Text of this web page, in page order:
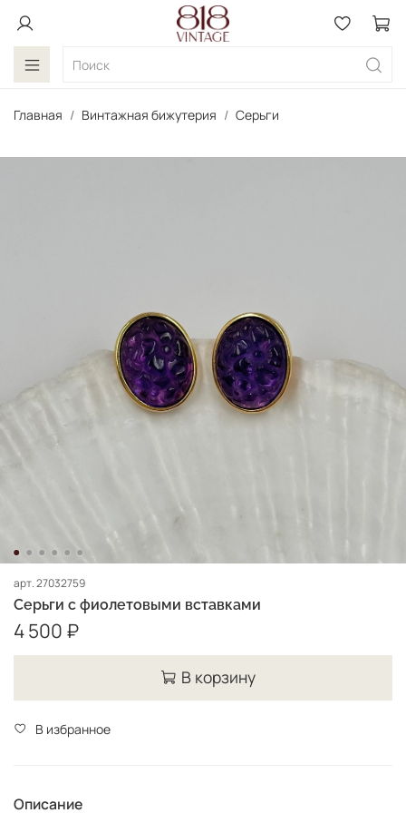
Главная Винтажная бижутерия Серьги
арт.27032759
Серьги с фиолетовыми вставками
4 500 ₽
В корзину
В избранное
Описание